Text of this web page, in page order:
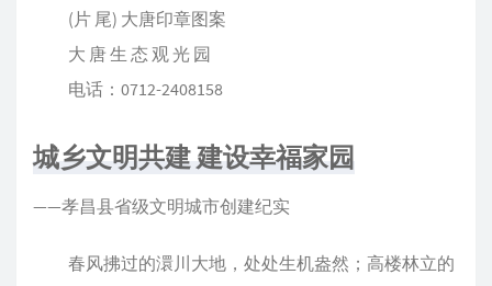
(片 尾) 大唐印章图案
大 唐 生 态 观 光 园
电话：0712-2408158
城乡文明共建 建设幸福家园
——孝昌县省级文明城市创建纪实
春风拂过的澴川大地，处处生机盎然；高楼林立的